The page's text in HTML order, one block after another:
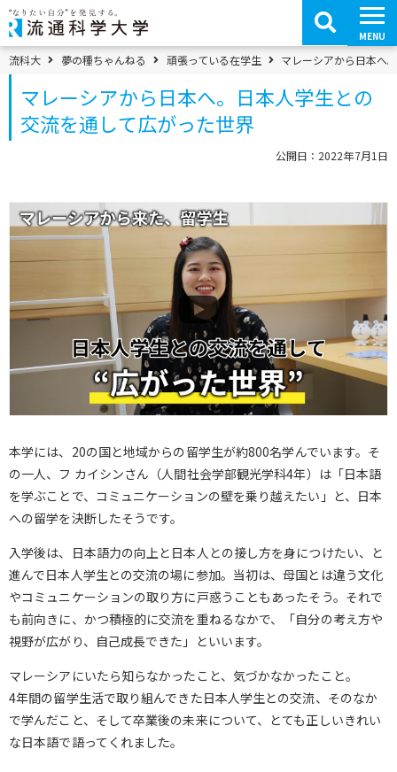
コ
ン
テ
ン
ツ
へ
移
MENU
パンくずメニュー
流科大 夢の種ちゃんねる 頑張っている在学生 マレーシアから日本へ
マレーシアから日本へ。日本人学生との
交流を通して広がった世界
公開日：2022年7月1日
本学には、20の国と地域からの留学生が約800名学んでいます。そ
の一人、フ カイシンさん（人間社会学部観光学科4年）は「日本語
を学ぶことで、コミュニケーションの壁を乗り越えたい」と、日本
への留学を決断したそうです。
入学後は、日本語力の向上と日本人との接し方を身につけたい、と
進んで日本人学生との交流の場に参加。当初は、母国とは違う文化
やコミュニケーションの取り方に戸惑うこともあったそう。それで
も前向きに、かつ積極的に交流を重ねるなかで、「自分の考え方や
視野が広がり、自己成長できた」といいます。
マレーシアにいたら知らなかったこと、気づかなかったこと。
4年間の留学生活で取り組んできた日本人学生との交流、そのなか
で学んだこと、そして卒業後の未来について、とても正しいきれい
な日本語で語ってくれました。